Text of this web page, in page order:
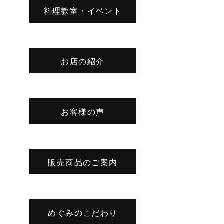
料理教室・イベント
お店の紹介
お客様の声
販売商品のご案内
めぐみのこだわり